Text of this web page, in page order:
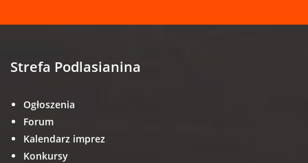
Strefa Podlasianina
Ogłoszenia
Forum
Kalendarz imprez
Konkursy